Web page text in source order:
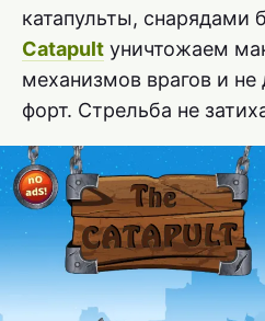
катапульты, снарядами
Catapult уничтожаем
механизмов врагов и не
форт. Стрельба не